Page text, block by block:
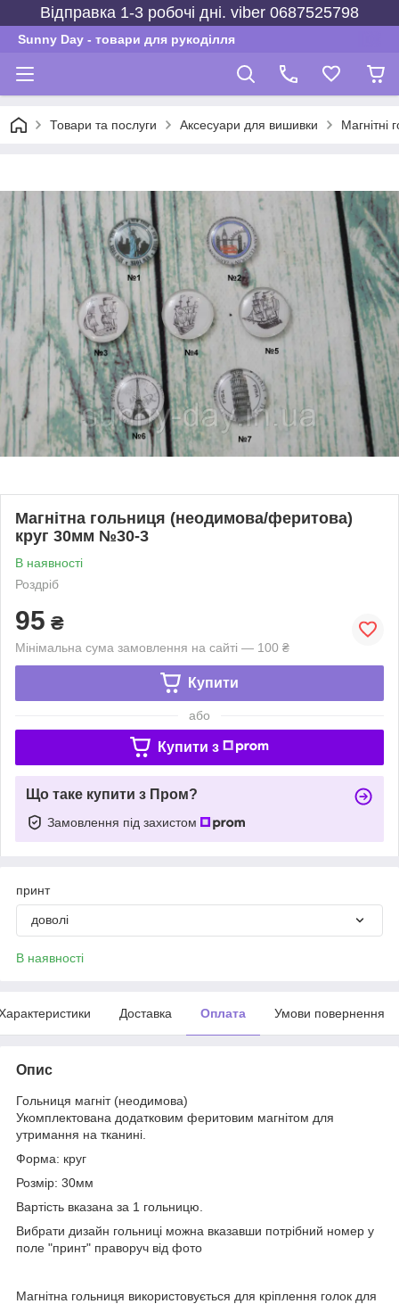
Відправка 1-3 робочі дні. viber 0687525798
Sunny Day - товари для рукоділля
Товари та послуги Аксесуари для вишивки Магнітні
Магнітна гольниця (неодимова/феритова)
круг 30мм №30-3
В наявності
Роздріб
95 ₴
Мінімальна сума замовлення на сайті — 100 ₴
Купити
або
Купити з
Що таке купити з Пром?
Замовлення під захистом
принт
доволі
В наявності
Доставка Оплата Умови повернення
Опис
Гольниця магніт (неодимова)
Укомплектована додатковим феритовим магнітом для
утримання на тканині.
Форма: круг
Розмір: 30мм
Вартість вказана за 1 гольницю.
Вибрати дизайн гольниці можна вказавши потрібний номер у
поле "принт" праворуч від фото
Магнітна гольниця використовується для кріплення голок для